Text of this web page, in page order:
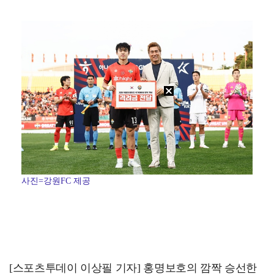
보스턴, 'KBO MVP' 페디 무너뜨리며 연장 13회…
'공동 2위' 서어진 "2타 줄인 것에 만족…주말 포인…
장재인 "서울 집, 팔자마자 두 배 뛰어…김포 자가·방…
사진=강원FC 제공
[스포츠투데이 이상필 기자] 홍명보호의 깜짝 승선한